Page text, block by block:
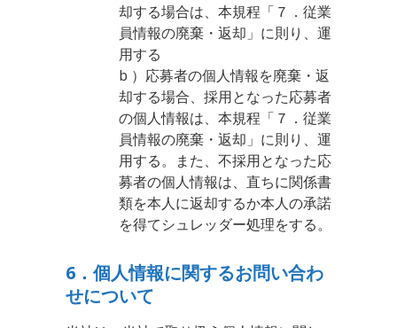
却する場合は、本規程「７．従業
員情報の廃棄・返却」に則り、運
用する
b ）応募者の個人情報を廃棄・返
却する場合、採用となった応募者
の個人情報は、本規程「７．従業
員情報の廃棄・返却」に則り、運
用する。また、不採用となった応
募者の個人情報は、直ちに関係書
類を本人に返却するか本人の承諾
を得てシュレッダー処理をする。
6．個人情報に関するお問い合わ
せについて